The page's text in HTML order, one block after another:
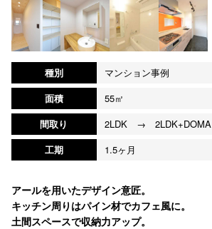
種別
マンション事例
面積
55㎡
間取り
2LDK → 2LDK+DOMA
工期
1.5ヶ月
アールを用いたデザイン意匠。
キッチン周りはパイン材でカフェ風に。
土間スペースで収納力アップ。